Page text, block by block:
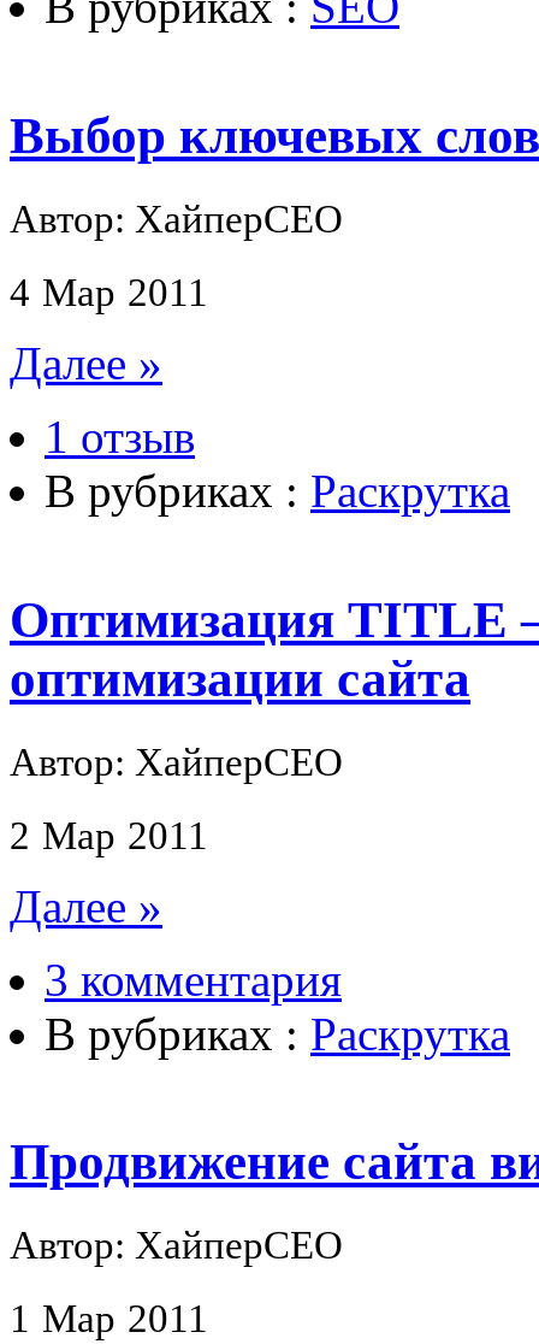
Выбор ключевых
Автор: ХайперСЕО
4 Мар 2011
Далее »
1 отзыв
В рубриках : Раскрутка
Оптимизация TITLE
оптимизации сайта
Автор: ХайперСЕО
2 Мар 2011
Далее »
3 комментария
В рубриках : Раскрутка
Продвижение сайта
Автор: ХайперСЕО
1 Мар 2011